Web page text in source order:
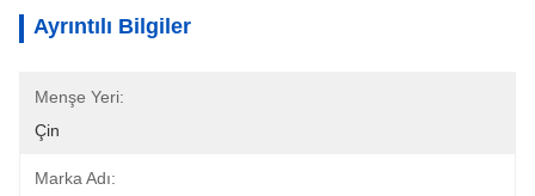
Ayrıntılı Bilgiler
Menşe Yeri:
Çin
Marka Adı: